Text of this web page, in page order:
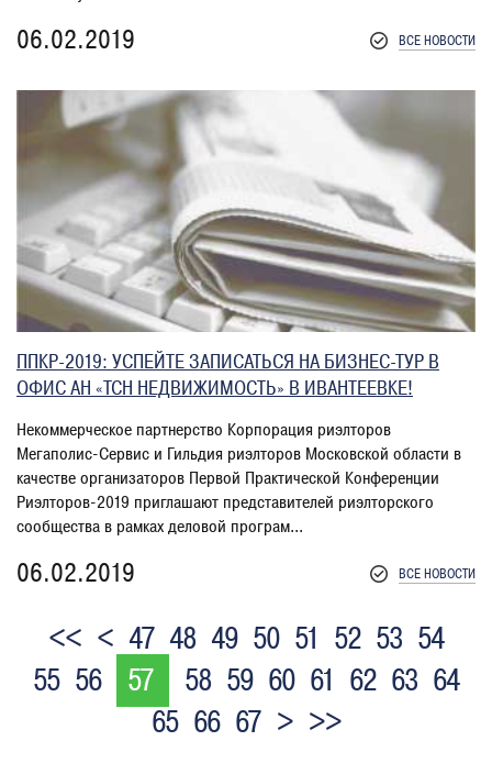
06.02.2019 ВСЕ НОВОСТИ
ППКР-2019: УСПЕЙТЕ ЗАПИСАТЬСЯ НА БИЗНЕС-ТУР В
ОФИС АН «ТСН НЕДВИЖИМОСТЬ» В ИВАНТЕЕВКЕ!
Некоммерческое партнерство Корпорация риэлторов
Мегаполис-Сервис и Гильдия риэлторов Московской области в
качестве организаторов Первой Практической Конференции
Риэлторов-2019 приглашают представителей риэлторского
сообщества в рамках деловой програм...
06.02.2019 ВСЕ НОВОСТИ
<< < 47 48 49 50 51 52 53 54
55 56 57 58 59 60 61 62 63 64
65 66 67 > >>